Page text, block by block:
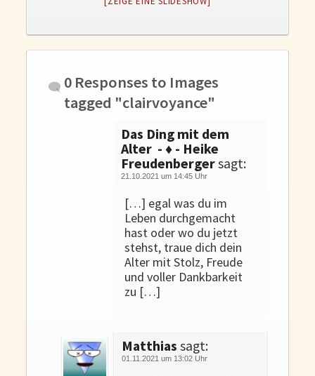
Gedanken und Gefühle
Bücher
Momoko
Die zwei Leben des Herrn Richie
0 Responses to Images
tagged "clairvoyance"
Das Ding mit dem
Alter - ♦ - Heike
Freudenbergersagt:
21.10.2021 um 14:45 Uhr
[…] egal was du im
Leben durchgemacht
hast oder wo du jetzt
stehst, traue dich dein
Alter mit Stolz, Freude
und voller Dankbarkeit
zu […]
Matthias sagt:
01.11.2021 um 13:02 Uhr